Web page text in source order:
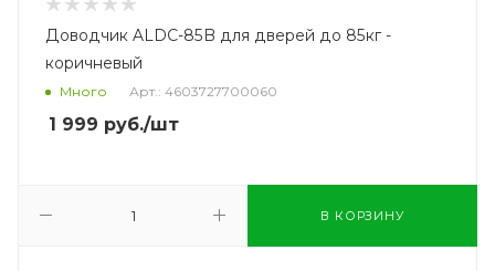
Доводчик ALDC-85B для дверей до 85кг -
коричневый
Много Арт.: 4603727700060
1 999 руб./шт
В КОРЗИНУ